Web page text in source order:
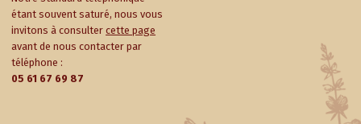
étant souvent saturé, nous vous
invitons à consultercette page
avant de nous contacter par
téléphone :
05 61 67 69 87